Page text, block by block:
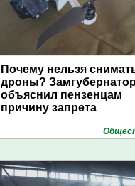
Почему нельзя
дроны?
объяснил пензенцам
причину запрета